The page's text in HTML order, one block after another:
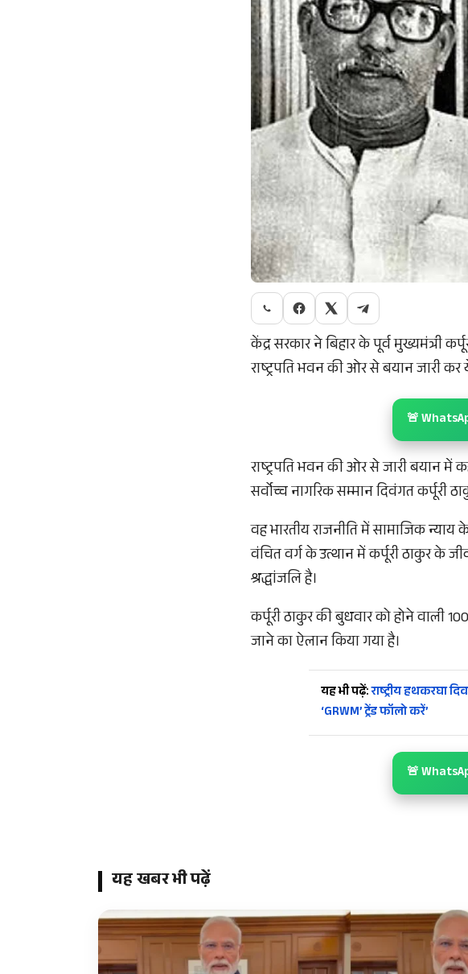
केंद्र सरकार ने बिहार के पूर्व मुख्यमंत्री
राष्ट्रपति भवन की ओर से बयान जारी कर
🚨
राष्ट्रपति भवन की ओर से जारी बयान में
सर्वोच्च नागरिक सम्मान दिवंगत कर्पूरी
वह भारतीय राजनीति में सामाजिक
वंचित वर्ग के उत्थान में कर्पूरी ठाकुर के
श्रद्धांजलि है।
कर्पूरी ठाकुर की बुधवार को होने वाली
जाने का ऐलान किया गया है।
यह भी पढ़ें:राष्ट्रीय हथकरघा
‘GRWM’ ट्रेंड फॉलो करें’
🚨
यह खबर भी पढ़ें